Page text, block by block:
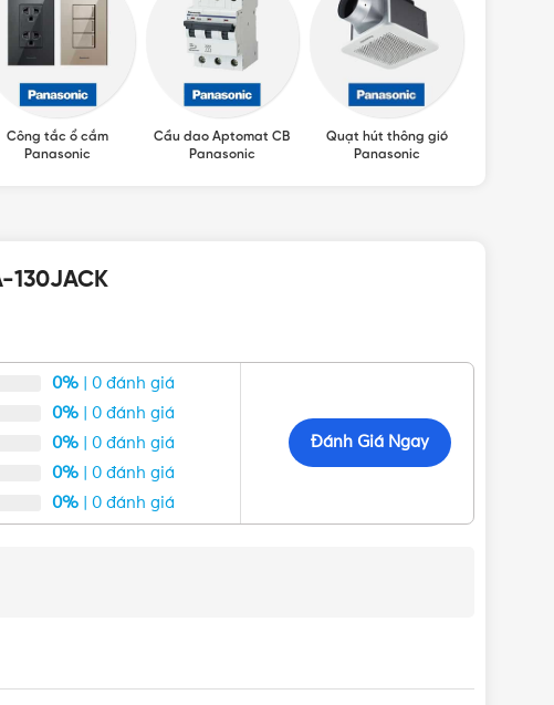
Công tắc ổ cắm
Panasonic
Cầu dao Aptomat CB
Panasonic
Quạt hút thông gió
Panasonic
130JACK
0% | 0 đánh giá
0% | 0 đánh giá
0% | 0 đánh giá
0% | 0 đánh giá
0% | 0 đánh giá
Đánh Giá Ngay